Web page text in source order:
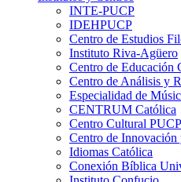
INTE-PUCP
IDEHPUCP
Centro de Estudios
Instituto Riva-Agüero
Centro de Educación
Centro de Análisis y
Especialidad de
CENTRUM Católica
Centro Cultural PUCP
Centro de
Idiomas Católica
Conexión Bíblica